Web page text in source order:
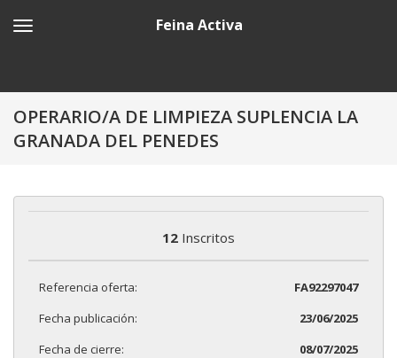
Feina Activa
OPERARIO/A DE LIMPIEZA SUPLENCIA LA
GRANADA DEL PENEDES
12 Inscritos
Referencia oferta:
FA92297047
Fecha publicación:
23/06/2025
Fecha de cierre:
08/07/2025